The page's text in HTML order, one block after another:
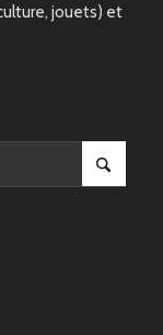
jouets) et